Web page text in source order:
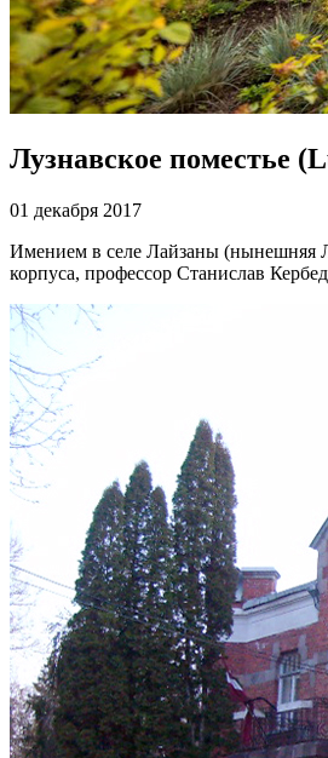
Лузнавское поместье
01 декабря 2017
Имением в селе Лайзаны (нынешняя
корпуса, профессор Станислав